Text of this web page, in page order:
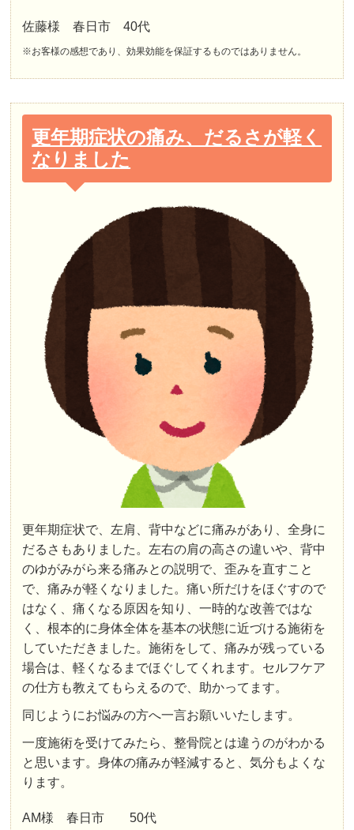
佐藤様 春日市 40代
※お客様の感想であり、効果効能を保証するものではありません。
更年期症状の痛み、だるさが軽く
なりました
更年期症状で、左肩、背中などに痛みがあり、全身に
だるさもありました。左右の肩の高さの違いや、背中
のゆがみがら来る痛みとの説明で、歪みを直すこと
で、痛みが軽くなりました。痛い所だけをほぐすので
はなく、痛くなる原因を知り、一時的な改善ではな
く、根本的に身体全体を基本の状態に近づける施術を
していただきました。施術をして、痛みが残っている
場合は、軽くなるまでほぐしてくれます。セルフケア
の仕方も教えてもらえるので、助かってます。
同じようにお悩みの方へ一言お願いいたします。
一度施術を受けてみたら、整骨院とは違うのがわかる
と思います。身体の痛みが軽減すると、気分もよくな
ります。
AM様 春日市 50代